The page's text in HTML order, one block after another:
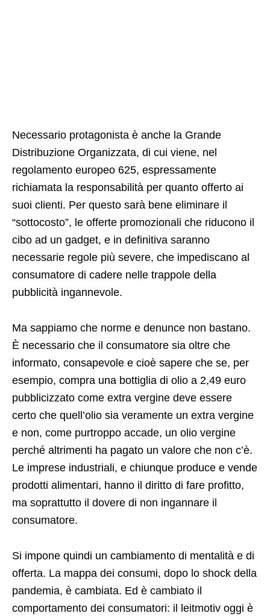
Necessario protagonista è anche la Grande
Distribuzione Organizzata, di cui viene, nel
regolamento europeo 625, espressamente
richiamata la responsabilità per quanto offerto ai
suoi clienti. Per questo sarà bene eliminare il
“sottocosto”, le offerte promozionali che riducono il
cibo ad un gadget, e in definitiva saranno
necessarie regole più severe, che impediscano al
consumatore di cadere nelle trappole della
pubblicità ingannevole.
Ma sappiamo che norme e denunce non bastano.
È necessario che il consumatore sia oltre che
informato, consapevole e cioè sapere che se, per
esempio, compra una bottiglia di olio a 2,49 euro
pubblicizzato come extra vergine deve essere
certo che quell’olio sia veramente un extra vergine
e non, come purtroppo accade, un olio vergine
perché altrimenti ha pagato un valore che non c’è.
Le imprese industriali, e chiunque produce e vende
prodotti alimentari, hanno il diritto di fare profitto,
ma soprattutto il dovere di non ingannare il
consumatore.
Si impone quindi un cambiamento di mentalità e di
offerta. La mappa dei consumi, dopo lo shock della
pandemia, è cambiata. Ed è cambiato il
comportamento dei consumatori: il leitmotiv oggi è